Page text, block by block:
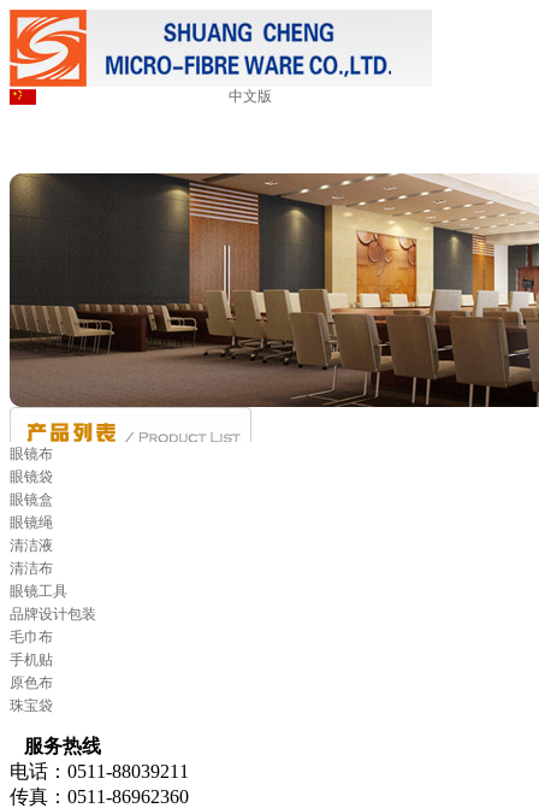
中文版
眼镜布
眼镜袋
眼镜盒
眼镜绳
清洁液
清洁布
眼镜工具
品牌设计包装
毛巾布
手机贴
原色布
珠宝袋
服务热线
电话：0511-88039211
传真：0511-86962360